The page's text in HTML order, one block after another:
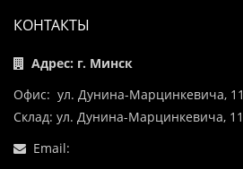
КОНТАКТЫ
Адрес: г. Минск
Офис: ул. Дунина-Марцинкевича, 11
Склад: ул. Дунина-Марцинкевича, 11
Email: